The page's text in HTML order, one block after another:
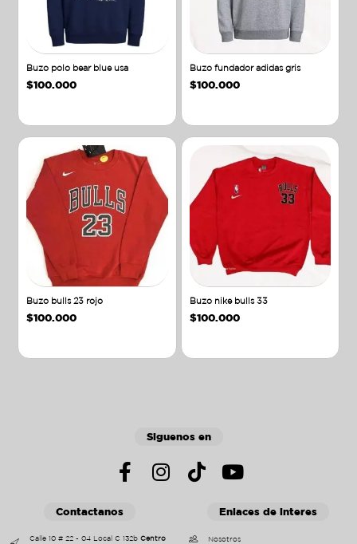
Buzo polo bear blue usa
$100.000
Buzo fundador adidas gris
$100.000
Buzo bulls 23 rojo
$100.000
Buzo nike bulls 33
$100.000
Siguenos en
Contactanos
Calle 10 # 22 - 04 Local C 132b Centro
Enlaces de interes
Nosotros